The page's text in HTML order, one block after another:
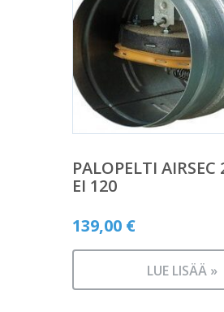
PALOPELTI
EI 120
139,00 €
LUE LISÄÄ »